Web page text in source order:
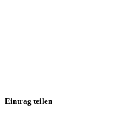
Eintrag teilen